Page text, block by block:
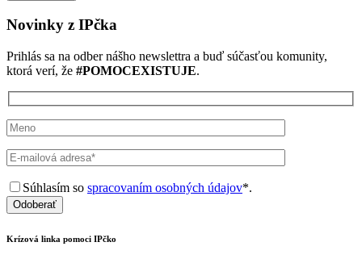
Novinky z IPčka
Prihlás sa na odber nášho newslettra a buď súčasťou komunity,
ktorá verí, že #POMOCEXISTUJE.
Súhlasím so spracovaním osobných údajov*.
Odoberať
Krízová linka pomoci IPčko